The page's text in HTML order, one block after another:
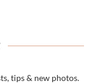
tips & new photos.